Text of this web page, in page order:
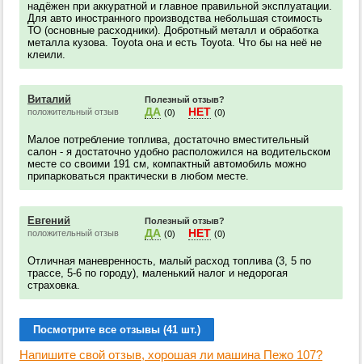
надёжен при аккуратной и главное правильной эксплуатации.
Для авто иностранного производства небольшая стоимость
ТО (основные расходники). Добротный металл и обработка
металла кузова. Toyota она и есть Toyota. Что бы на неё не
клеили.
Виталий
положительный отзыв
Полезный отзыв?
ДА (0) НЕТ (0)
Малое потребление топлива, достаточно вместительный
салон - я достаточно удобно расположился на водительском
месте со своими 191 см, компактный автомобиль можно
припарковаться практически в любом месте.
Евгений
положительный отзыв
Полезный отзыв?
ДА (0) НЕТ (0)
Отличная маневренность, малый расход топлива (3, 5 по
трассе, 5-6 по городу), маленький налог и недорогая
страховка.
Посмотрите все отзывы (41 шт.)
Напишите свой отзыв, хорошая ли машина Пежо 107?